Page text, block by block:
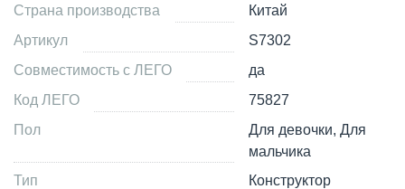
Страна производства
Китай
Артикул
S7302
Совместимость с ЛЕГО
да
Код ЛЕГО
75827
Пол
Для девочки, Для
мальчика
Тип
Конструктор